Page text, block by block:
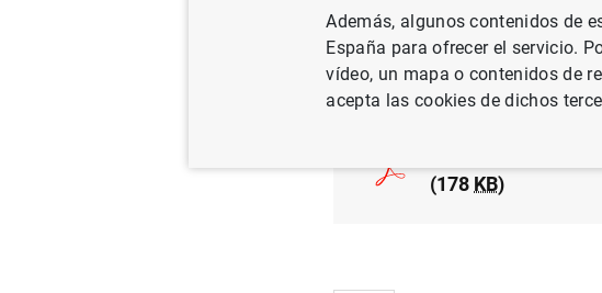
ESPAÑA
(178 KB)
Además, algunos contenidos de
España para ofrecer el servicio.
vídeo, un mapa o contenidos de
acepta las cookies de dichos